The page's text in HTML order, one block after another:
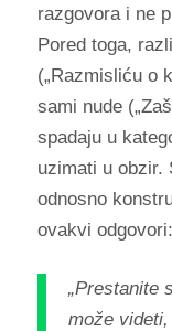
razgovora i ne
Pored toga,
(„Razmisliću o
sami nude
spadaju u
uzimati u obzir.
odnosno
ovakvi odgovori:
„Prestanite
može